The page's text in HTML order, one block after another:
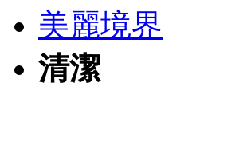
美麗境界
清潔